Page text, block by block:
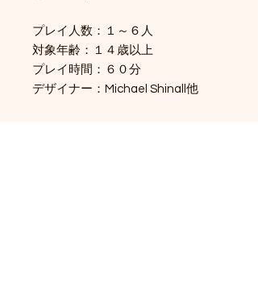
プレイ人数：１～６人
対象年齢：１４歳以上
プレイ時間：６０分
デザイナー：Michael Shinall他